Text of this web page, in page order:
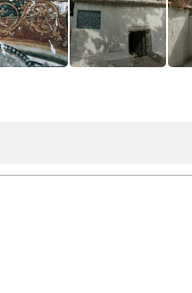
Inner Chörten Inner Chörten